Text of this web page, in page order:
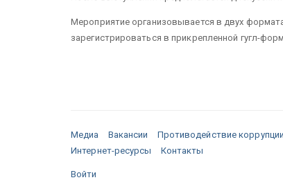
Мероприятие организовывается в двух
зарегистрироваться в прикрепленной гугл-
Медиа Вакансии
Противодействие коррупции
Интернет-ресурсы
Контакты
Войти